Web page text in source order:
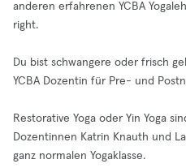
anderen erfahrenen YCBA
right.
Du bist schwangere oder frisch
YCBA Dozentin für Pre- und
Restorative Yoga oder Yin Yoga
Dozentinnen Katrin Knauth und
ganz normalen Yogaklasse.